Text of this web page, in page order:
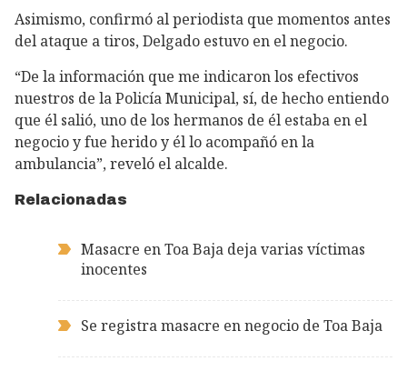
Asimismo, confirmó al periodista que momentos antes
del ataque a tiros, Delgado estuvo en el negocio.
“De la información que me indicaron los efectivos
nuestros de la Policía Municipal, sí, de hecho entiendo
que él salió, uno de los hermanos de él estaba en el
negocio y fue herido y él lo acompañó en la
ambulancia”, reveló el alcalde.
Relacionadas
Masacre en Toa Baja deja varias víctimas
inocentes
Se registra masacre en negocio de Toa Baja